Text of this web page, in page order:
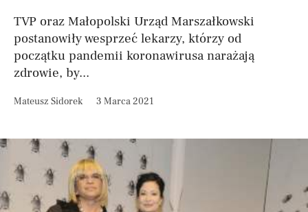
TVP oraz Małopolski Urząd Marszałkowski
postanowiły wesprzeć lekarzy, którzy od
początku pandemii koronawirusa narażają
zdrowie, by...
Mateusz Sidorek 3 Marca 2021